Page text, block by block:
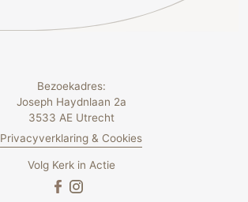
Bezoekadres:
Joseph Haydnlaan 2a
3533 AE Utrecht
Privacyverklaring & Cookies
Volg Kerk in Actie